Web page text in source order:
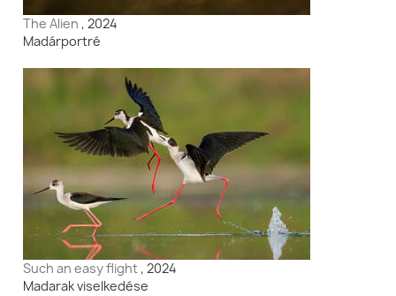
The Alien, 2024
Madárportré
Such an easy flight, 2024
Madarak viselkedése